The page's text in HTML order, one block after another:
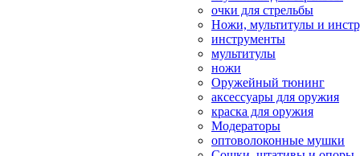
очки для стрельбы
Ножи, мультитулы и
инструменты
мультитулы
ножи
Оружейный тюнинг
аксессуары для оружия
краска для оружия
Модераторы
оптоволоконные мушки